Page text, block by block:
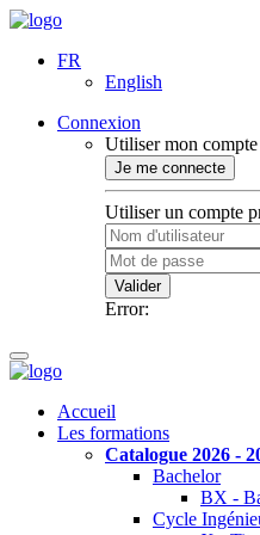
FR
English
Connexion
Utiliser mon
Je me connecte
Utiliser un compte
Valider
Error:
Accueil
Les formations
Catalogue 2026 -
Bachelor
BX -
Cycle